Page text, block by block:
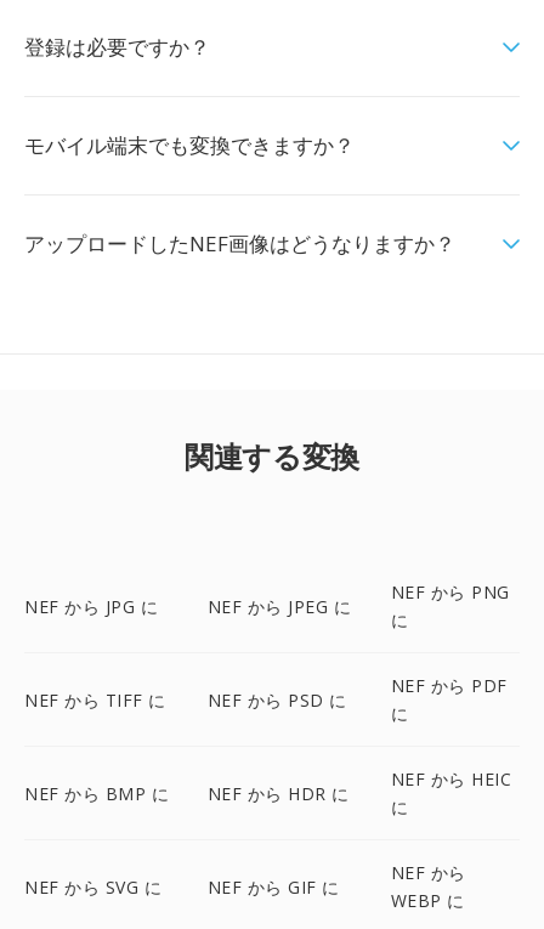
登録は必要ですか？
モバイル端末でも変換できますか？
アップロードしたNEF画像はどうなりますか？
関連する変換
NEF から JPG に NEF から JPEG に
NEF から PNG
に
NEF から TIFF に NEF から PSD に
NEF から PDF
に
NEF から BMP に NEF から HDR に
NEF から HEIC
に
NEF から SVG に NEF から GIF に
NEF から
WEBP に